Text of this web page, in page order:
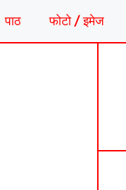
पाठ फोटो / इमेज